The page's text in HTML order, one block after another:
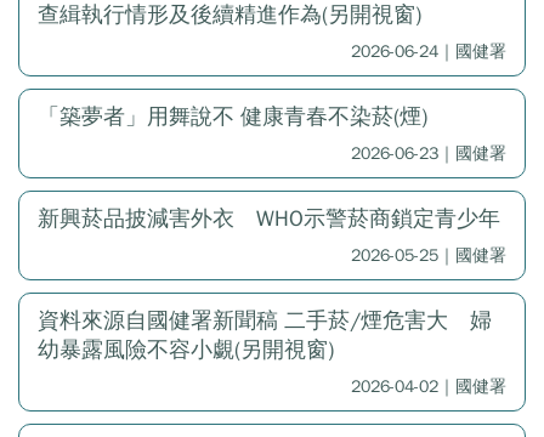
查緝執行情形及後續精進作為(另開視窗)
2026-06-24｜國健署
「築夢者」用舞說不 健康青春不染菸(煙)
2026-06-23｜國健署
新興菸品披減害外衣 WHO示警菸商鎖定青少年
2026-05-25｜國健署
資料來源自國健署新聞稿 二手菸/煙危害大 婦
幼暴露風險不容小覷(另開視窗)
2026-04-02｜國健署